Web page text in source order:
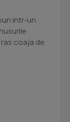
intr-un
coaja de